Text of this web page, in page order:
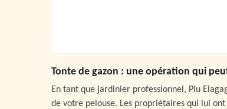
Tonte de gazon : une opération qui
En tant que jardinier professionnel, Plu
de votre pelouse. Les propriétaires qui lui